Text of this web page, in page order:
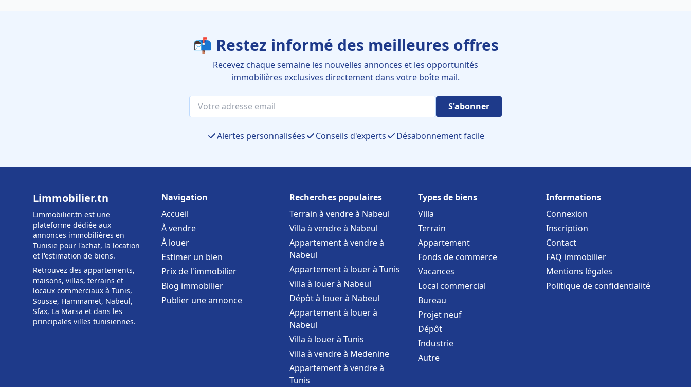
📬 Restez informé des meilleures offres
Recevez chaque semaine les nouvelles annonces et les opportunités
immobilières exclusives directement dans votre boîte mail.
S'abonner
Alertes personnalisées Conseils d'experts Désabonnement facile
Limmobilier.tn
Limmobilier.tn est une
plateforme dédiée aux
annonces immobilières en
Tunisie pour l'achat, la location
et l'estimation de biens.
Retrouvez des appartements,
maisons, villas, terrains et
locaux commerciaux à Tunis,
Sousse, Hammamet, Nabeul,
Sfax, La Marsa et dans les
principales villes tunisiennes.
Navigation
Accueil
À vendre
À louer
Estimer un bien
Prix de l'immobilier
Blog immobilier
Publier une annonce
Recherches populaires
Terrain à vendre à Nabeul
Villa à vendre à Nabeul
Appartement à vendre à
Nabeul
Appartement à louer à Tunis
Villa à louer à Nabeul
Dépôt à louer à Nabeul
Appartement à louer à
Nabeul
Villa à louer à Tunis
Villa à vendre à Medenine
Appartement à vendre à
Tunis
Types de biens
Villa
Terrain
Appartement
Fonds de commerce
Vacances
Local commercial
Bureau
Projet neuf
Dépôt
Industrie
Autre
Informations
Connexion
Inscription
Contact
FAQ immobilier
Mentions légales
Politique de confidentialité